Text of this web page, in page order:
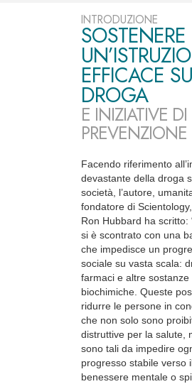
INTRODUZIONE
SOSTENERE
EFFICACE
DROGA
E INIZIATIVE DI
PREVENZIONE
Facendo riferimento
devastante della droga
società, l’autore,
fondatore di Scientology,
Ron Hubbard ha scritto:
si è scontrato con una
che impedisce un
sociale su vasta scala:
farmaci e altre sostanze
biochimiche. Queste
ridurre le persone in
che non solo sono
distruttive per la salute,
sono tali da impedire
progresso stabile verso
benessere mentale o